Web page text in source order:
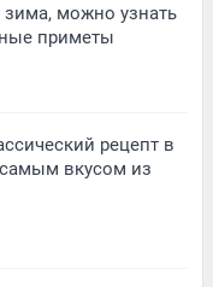
зима, можно узнать
приметы
рецепт в
вкусом из